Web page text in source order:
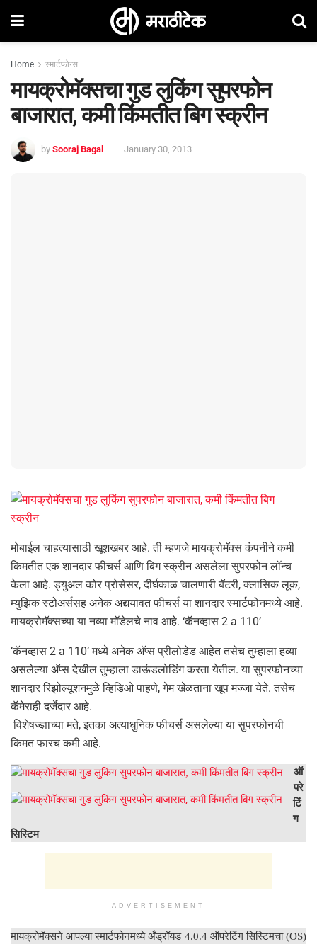
Home स्मार्टफोन्स
मायक्रोमॅक्सचा गुड लुकिंग सुपरफोन
बाजारात, कमी किंमतीत बिग स्क्रीन
by Sooraj Bagal January 30, 2013
मोबाईल चाहत्यासाठी खूशखबर आहे. ती म्हणजे मायक्रोमॅक्स कंपनीने कमी
किमतीत एक शानदार फीचर्स आणि बिग स्क्रीन असलेला सुपरफोन लॉन्च
केला आहे. ड्युअल कोर प्रोसेसर, दीर्घकाळ चालणारी बॅटरी, क्लासिक लूक,
म्युझिक स्टोअर्ससह अनेक अद्ययावत फीचर्स या शानदार स्मार्टफोनमध्ये आहे.
मायक्रोमॅक्सच्या या नव्या मॉडेलचे नाव आहे. ‘कॅनव्हास 2 a 110’
‘कॅनव्हास 2 a 110’ मध्ये अनेक अ‍ॅप्स प्रीलोडेड आहेत तसेच तुम्हाला हव्या
असलेल्या अ‍ॅप्स देखील तुम्हाला डाऊंडलोडिंग करता येतील. या सुपरफोनच्या
शानदार रिझोल्यूशनमुळे व्हिडिओ पाहणे, गेम खेळताना खूप मज्जा येते. तसेच
कॅमेराही दर्जेदार आहे.
विशेषज्ज्ञाच्या मते, इतका अत्याधुनिक फीचर्स असलेल्या या सुपरफोनची
किमत फारच कमी आहे.
ऑ
परे
टिं
ग
सिस्टिम
ADVERTISEMENT
मायक्रोमॅक्सने आपल्या स्मार्टफोनमध्ये अँड्रॉयड 4.0.4 ऑपरेटिंग सिस्टिमचा (OS)